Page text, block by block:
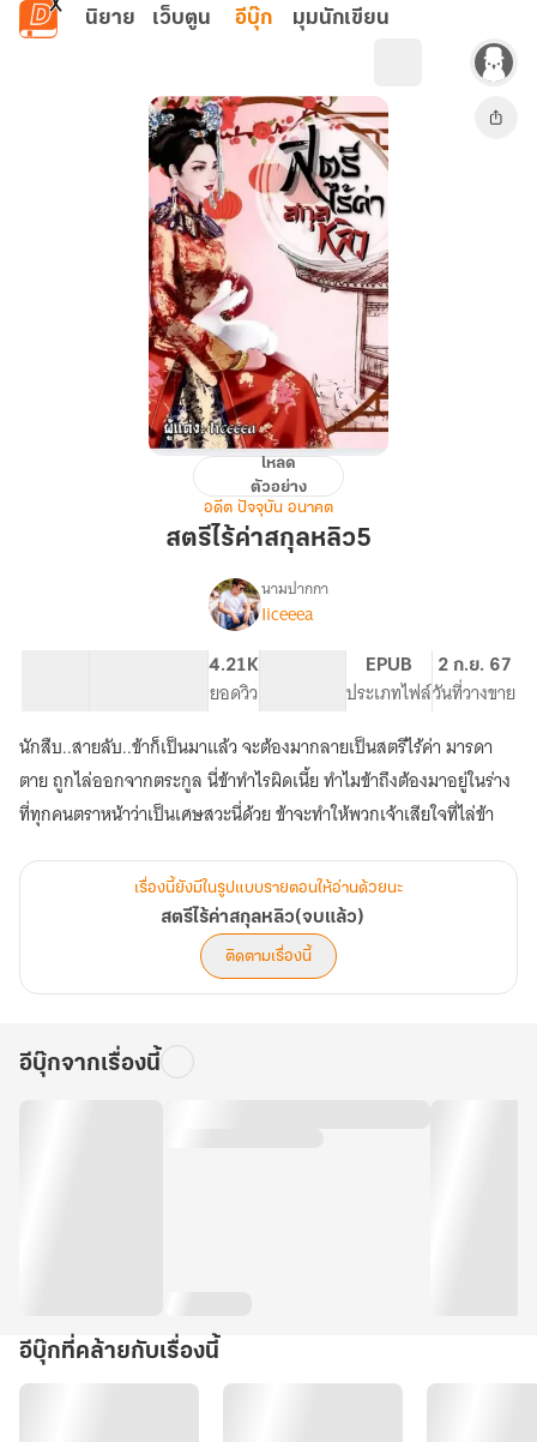
ข้ามไปยังเนื้อหาหลัก
นิยาย เว็บตูน อีบุ๊ก มุมนักเขียน
ค่า
โหลด
ตัวอย่าง
อดีต ปัจจุบัน อนาคต
สตรีไร้ค่าสกุลหลิว5
เรื่อง
หลิว(จบ
แล้ว)
นามปากกา
Iiceeea
4.21K
ยอดวิว
EPUB
ประเภทไฟล์
2 ก.ย. 67
วันที่วางขาย
นักสืบ..สายลับ..ข้าก็เป็นมาแล้ว จะต้องมากลายเป็นสตรีไร้ค่า มารดา
ตาย ถูกไล่ออกจากตระกูล นี่ข้าทำไรผิดเนี้ย ทำไมข้าถึงต้องมาอยู่ในร่าง
ที่ทุกคนตราหน้าว่าเป็นเศษสวะนี่ด้วย ข้าจะทำให้พวกเจ้าเสียใจที่ไล่ข้า
เรื่องนี้ยังมีในรูปแบบรายตอนให้อ่านด้วยนะ
สตรีไร้ค่าสกุลหลิว(จบแล้ว)
ติดตามเรื่องนี้
อีบุ๊กจากเรื่องนี้
อีบุ๊กที่คล้ายกับเรื่องนี้